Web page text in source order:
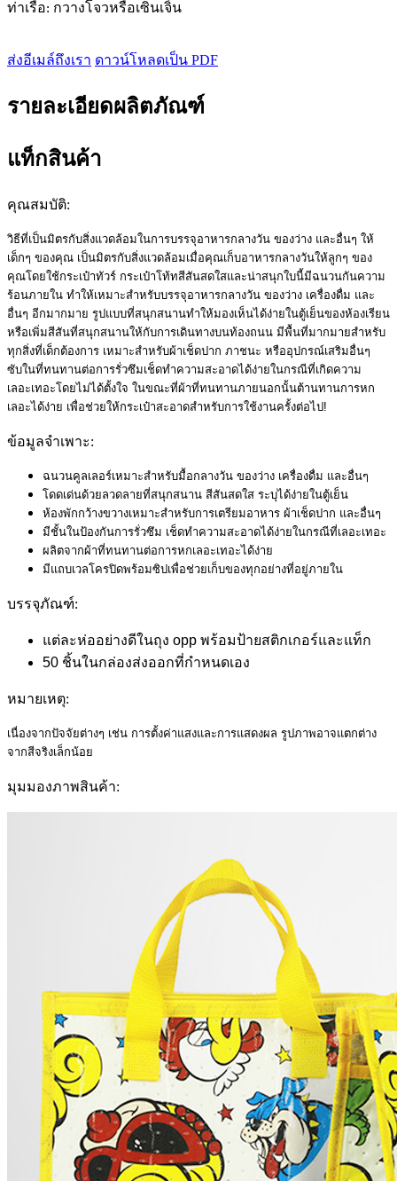
ท่าเรือ: กวางโจวหรือเซินเจิ้น
ส่งอีเมล์ถึงเรา ดาวน์โหลดเป็น PDF
รายละเอียดผลิตภัณฑ์
แท็กสินค้า
คุณสมบัติ:
วิธีที่เป็นมิตรกับสิ่งแวดล้อมในการบรรจุอาหารกลางวัน ของว่าง และอื่นๆ ให้
เด็กๆ ของคุณ เป็นมิตรกับสิ่งแวดล้อมเมื่อคุณเก็บอาหารกลางวันให้ลูกๆ ของ
คุณโดยใช้กระเป๋าทัวร์ กระเป๋าโท้ทสีสันสดใสและน่าสนุกใบนี้มีฉนวนกันความ
ร้อนภายใน ทำให้เหมาะสำหรับบรรจุอาหารกลางวัน ของว่าง เครื่องดื่ม และ
อื่นๆ อีกมากมาย รูปแบบที่สนุกสนานทำให้มองเห็นได้ง่ายในตู้เย็นของห้องเรียน
หรือเพิ่มสีสันที่สนุกสนานให้กับการเดินทางบนท้องถนน มีพื้นที่มากมายสำหรับ
ทุกสิ่งที่เด็กต้องการ เหมาะสำหรับผ้าเช็ดปาก ภาชนะ หรืออุปกรณ์เสริมอื่นๆ
ซับในที่ทนทานต่อการรั่วซึมเช็ดทำความสะอาดได้ง่ายในกรณีที่เกิดความ
เลอะเทอะโดยไม่ได้ตั้งใจ ในขณะที่ผ้าที่ทนทานภายนอกนั้นต้านทานการหก
เลอะได้ง่าย เพื่อช่วยให้กระเป๋าสะอาดสำหรับการใช้งานครั้งต่อไป!
ข้อมูลจำเพาะ:
ฉนวนคูลเลอร์เหมาะสำหรับมื้อกลางวัน ของว่าง เครื่องดื่ม และอื่นๆ
โดดเด่นด้วยลวดลายที่สนุกสนาน สีสันสดใส ระบุได้ง่ายในตู้เย็น
ห้องพักกว้างขวางเหมาะสำหรับการเตรียมอาหาร ผ้าเช็ดปาก และอื่นๆ
มีชั้นในป้องกันการรั่วซึม เช็ดทำความสะอาดได้ง่ายในกรณีที่เลอะเทอะ
ผลิตจากผ้าที่ทนทานต่อการหกเลอะเทอะได้ง่าย
มีแถบเวลโครปิดพร้อมซิปเพื่อช่วยเก็บของทุกอย่างที่อยู่ภายใน
บรรจุภัณฑ์:
แต่ละห่ออย่างดีในถุง opp พร้อมป้ายสติกเกอร์และแท็ก
50 ชิ้นในกล่องส่งออกที่กำหนดเอง
หมายเหตุ:
เนื่องจากปัจจัยต่างๆ เช่น การตั้งค่าแสงและการแสดงผล รูปภาพอาจแตกต่าง
จากสีจริงเล็กน้อย
มุมมองภาพสินค้า: